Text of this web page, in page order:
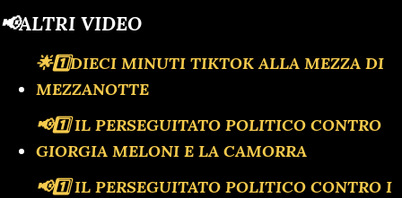
📢ALTRI VIDEO
🌟1️⃣DIECI MINUTI TIKTOK ALLA MEZZA DI
MEZZANOTTE
📢1️⃣ IL PERSEGUITATO POLITICO CONTRO
GIORGIA MELONI E LA CAMORRA
📢1️⃣ IL PERSEGUITATO POLITICO CONTRO I